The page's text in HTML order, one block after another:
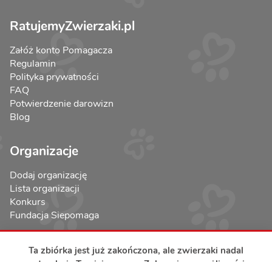
Ta zbiórka jest już zakończona, ale zwierzaki nadal
RatujemyZwierzaki.pl
Załóż konto Pomagacza
Regulamin
Polityka prywatności
FAQ
Potwierdzenie darowizn
Blog
Organizacje
Dodaj organizację
Lista organizacji
Konkurs
Fundacja Siepomaga